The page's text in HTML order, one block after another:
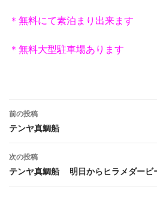
＊無料にて素泊まり出来ます
＊無料大型駐車場あります
投
稿
ナ
ビ
前の投稿
テンヤ真鯛船
次の投稿
テンヤ真鯛船 明日からヒラメダービ